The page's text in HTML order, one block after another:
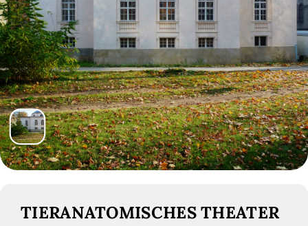
TIERANATOMISCHES THEATER